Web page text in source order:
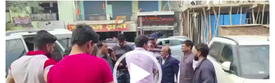
Video
Player